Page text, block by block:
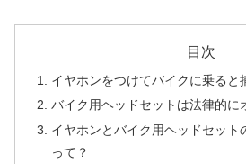
目次
イヤホンをつけてバイクに乗ると
バイク用ヘッドセットは法律的に
イヤホンとバイク用ヘッドセット
って？